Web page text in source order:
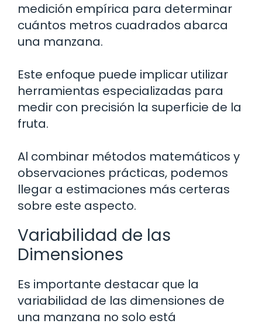
medición empírica para determinar
cuántos metros cuadrados abarca
una manzana.
Este enfoque puede implicar utilizar
herramientas especializadas para
medir con precisión la superficie de la
fruta.
Al combinar métodos matemáticos y
observaciones prácticas, podemos
llegar a estimaciones más certeras
sobre este aspecto.
Variabilidad de las
Dimensiones
Es importante destacar que la
variabilidad de las dimensiones de
una manzana no solo está